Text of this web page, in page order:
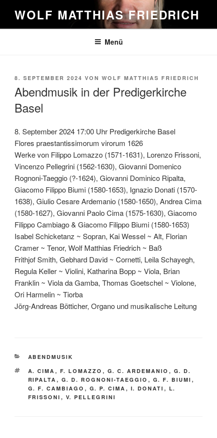
Inhalt
springen
WOLF MATTHIAS FRIEDRICH
Menü
VERÖFFENTLICHT
8. SEPTEMBER 2024 VON WOLF MATTHIAS FRIEDRICH
Abendmusik in der Predigerkirche
Basel
8. September 2024 17:00 Uhr Predigerkirche Basel
Flores praestantissimorum virorum 1626
Werke von Filippo Lomazzo (1571-1631), Lorenzo Frissoni,
Vincenzo Pellegrini (1562-1630), Giovanni Domenico
Rognoni-Taeggio (?-1624), Giovanni Dominico Ripalta,
Giacomo Filippo Biumi (1580-1653), Ignazio Donati (1570-
1638), Giulio Cesare Ardemanio (1580-1650), Andrea Cima
(1580-1627), Giovanni Paolo Cima (1575-1630), Giacomo
Filippo Cambiago & Giacomo Filippo Biumi (1580-1653)
Isabel Schicketanz ~ Sopran, Kai Wessel ~ Alt, Florian
Cramer ~ Tenor, Wolf Matthias Friedrich ~ Baß
Frithjof Smith, Gebhard David ~ Cornetti, Leila Schayegh,
Regula Keller ~ Violini, Katharina Bopp ~ Viola, Brian
Franklin ~ Viola da Gamba, Thomas Goetschel ~ Violone,
Ori Harmelin ~ Tiorba
Jörg-Andreas Bötticher, Organo und musikalische Leitung
KATEGORIEN
ABENDMUSIK
SCHLAGWÖRTER
A. CIMA , F. LOMAZZO , G. C. ARDEMANIO , G. D.
RIPALTA , G. D. ROGNONI-TAEGGIO , G. F. BIUMI ,
G. F. CAMBIAGO , G. P. CIMA , I. DONATI , L.
FRISSONI , V. PELLEGRINI